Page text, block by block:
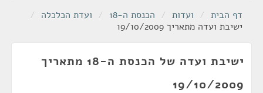
דף הבית / ועדות / הכנסת ה-18 / ועדת הכלכלה /
ישיבת ועדה מתאריך 19/10/2009
ישיבת ועדה של הכנסת ה-18 מתאריך
19/10/2009